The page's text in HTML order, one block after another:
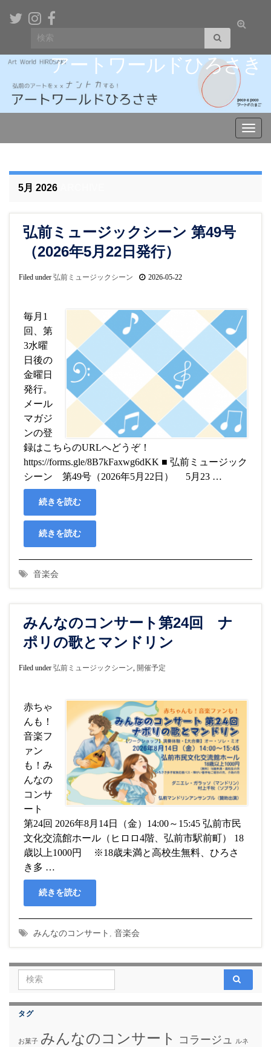
Toggle
form
Search for:
アートワールドひろさき
5月 2026
弘前ミュージックシーン 第49号
（2026年5月22日発行）
Filed under 弘前ミュージックシーン 2026-05-22
毎月1
回、第
3水曜
日後の
金曜日
発行。
メール
マガジ
ンの登
録はこちらのURLへどうぞ！
https://forms.gle/8B7kFaxwg6dKK ■ 弘前ミュージック
シーン 第49号（2026年5月22日） 5月23 …
続きを読む
続きを読む
音楽会
みんなのコンサート第24回 ナ
ポリの歌とマンドリン
Filed under 弘前ミュージックシーン 開催予定
赤ちゃ
んも！
音楽フ
ァン
も！み
んなの
コンサ
ート
第24回 2026年8月14日（金）14:00～15:45 弘前市民
文化交流館ホール（ヒロロ4階、弘前市駅前町） 18
歳以上1000円 ※18歳未満と高校生無料、ひろさ
き多 …
続きを読む
みんなのコンサート 音楽会
Search for:
タグ
お菓子 みんなのコンサート コラージュ ルネ